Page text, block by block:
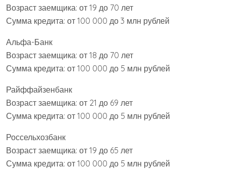
Возраст заемщика: от 19 до 70 лет
Сумма кредита: от 100 000 до 3 млн рублей
Альфа-Банк
Возраст заемщика: от 18 до 70 лет
Сумма кредита: от 100 000 до 5 млн рублей
Райффайзенбанк
Возраст заемщика: от 21 до 69 лет
Сумма кредита: от 100 000 до 5 млн рублей
Россельхозбанк
Возраст заемщика: от 19 до 65 лет
Сумма кредита: от 100 000 до 5 млн рублей